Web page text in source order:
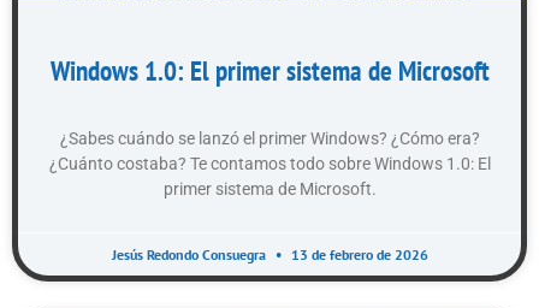
Windows 1.0: El primer sistema de Microsoft
¿Sabes cuándo se lanzó el primer Windows? ¿Cómo era?
¿Cuánto costaba? Te contamos todo sobre Windows 1.0: El
primer sistema de Microsoft.
Jesús Redondo Consuegra 13 de febrero de 2026